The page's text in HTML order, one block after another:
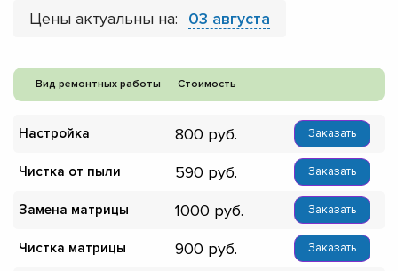
Цены актуальны на: 03 августа
Вид ремонтных работы Стоимость
Настройка 800 Заказать
Чистка от пыли 590 Заказать
Замена матрицы 1000 Заказать
Чистка матрицы 900 Заказать